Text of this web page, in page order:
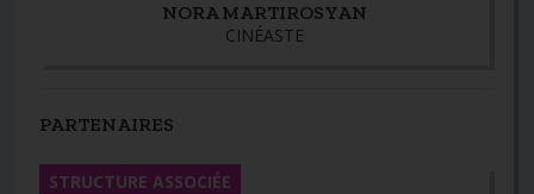
NORA MARTIROSYAN
CINÉASTE
PARTENAIRES
STRUCTURE ASSOCIÉE